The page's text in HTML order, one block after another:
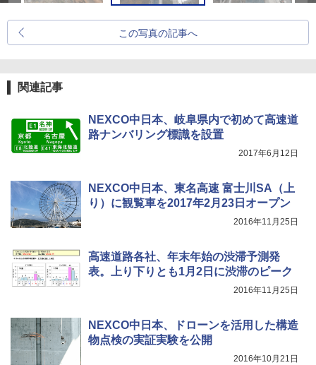
この写真の記事へ
関連記事
NEXCO中日本、岐阜県内で初めて高速道
路ナンバリング標識を設置
2017年6月12日
NEXCO中日本、東名高速 富士川SA（上
り）に観覧車を2017年2月23日オープン
2016年11月25日
高速道路各社、年末年始の渋滞予測発
表。上り下りとも1月2日に渋滞のピーク
2016年11月25日
NEXCO中日本、ドローンを活用した構造
物点検の実証実験を公開
2016年10月21日